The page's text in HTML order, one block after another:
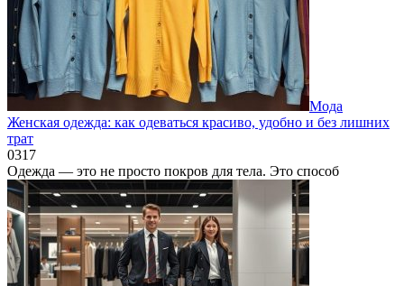
Мода
Женская одежда: как одеваться красиво, удобно и без лишних
трат
0317
Одежда — это не просто покров для тела. Это способ